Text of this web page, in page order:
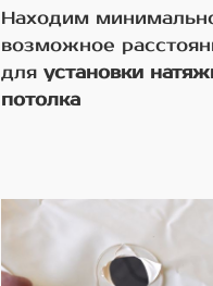
Находим
возможное
для установки
потолка